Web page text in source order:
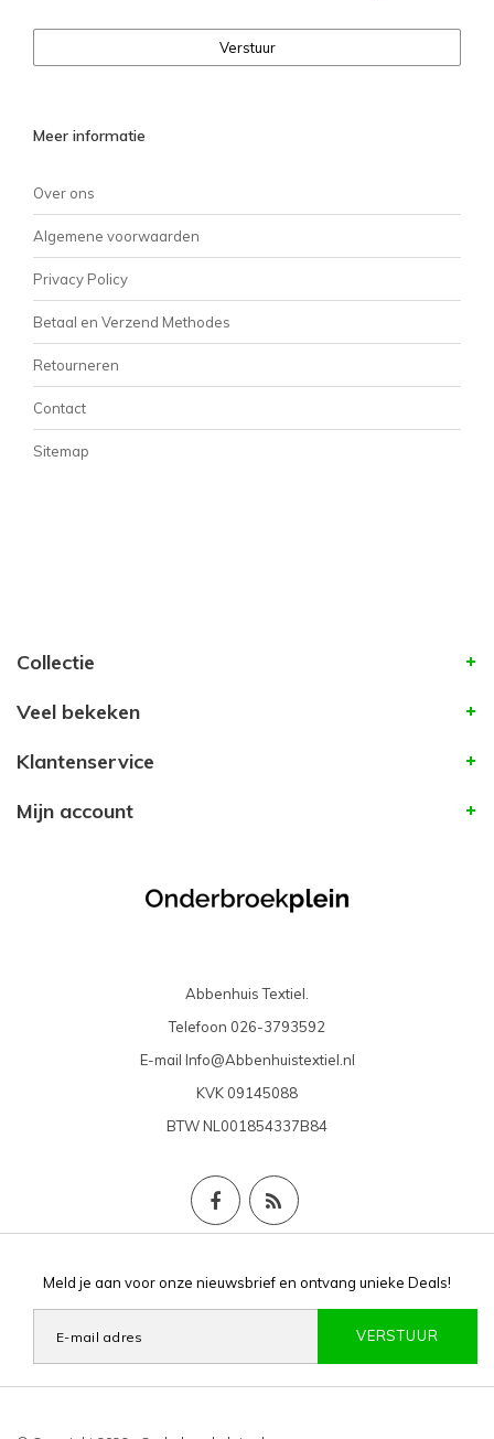
Verstuur
Meer informatie
Over ons
Algemene voorwaarden
Privacy Policy
Betaal en Verzend Methodes
Retourneren
Contact
Sitemap
Collectie
Veel bekeken
Klantenservice
Mijn account
Abbenhuis Textiel.
Telefoon 026-3793592
E-mail Info@Abbenhuistextiel.nl
KVK 09145088
BTWNL001854337B84
Meld je aan voor onze nieuwsbrief en ontvang unieke Deals!
VERSTUUR